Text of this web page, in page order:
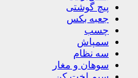
پیچ گوشتی
جعبه بکس
چسب
سمپاش
سه نظام
سوهان و مغار